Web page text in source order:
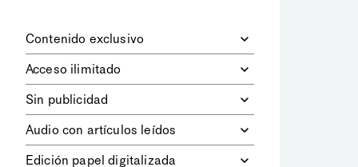
Contenido exclusivo
digitales dela diaria
los contenidos de Le Monde
diplomatique.
Acceso ilimitado
contenidos.
Sin publicidad
publicitarios.
Audio con artículos leídos
Edición papel digitalizada